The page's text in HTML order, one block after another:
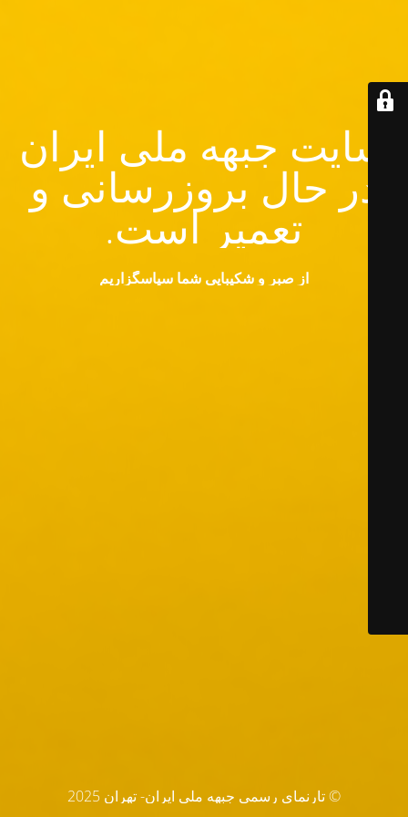
سایت جبهه ملی ایران
در حال بروزرسانی و
تعمیر است.
از صبر و شکیبایی شما سپاسگزاریم
© تارنماي رسمي جبهه ملي ايران- تهران 2025